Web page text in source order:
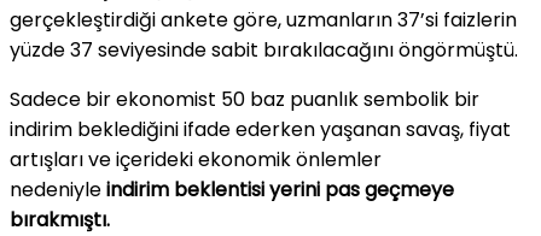
gerçekleştirdiği ankete göre, uzmanların 37’si faizlerin
yüzde 37 seviyesinde sabit bırakılacağını öngörmüştü.
Sadece bir ekonomist 50 baz puanlık sembolik bir
indirim beklediğini ifade ederken yaşanan savaş, fiyat
artışları ve içerideki ekonomik önlemler
nedeniyleindirim beklentisi yerini pas geçmeye
bırakmıştı.